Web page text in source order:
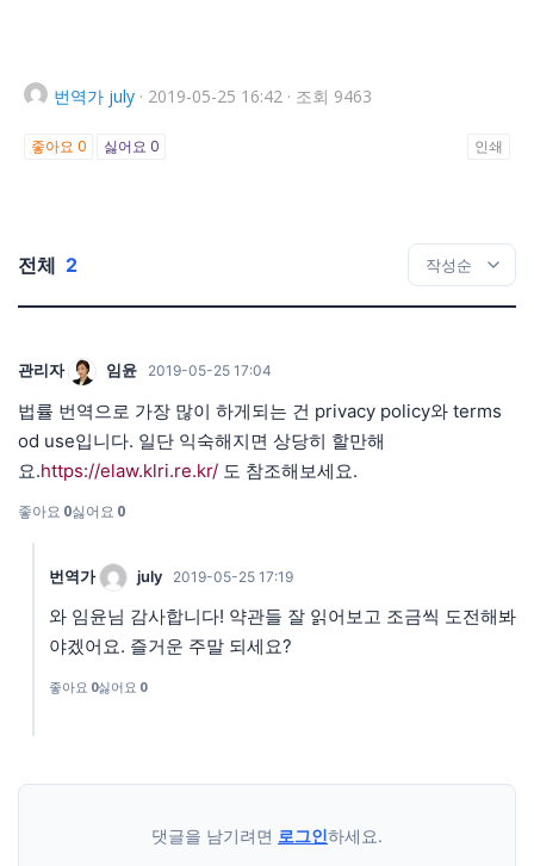
번역가 july · 2019-05-25 16:42 · 조회 9463
좋아요 0 싫어요 0 인쇄
전체 2
관리자 임윤 2019-05-25 17:04
법률 번역으로 가장 많이 하게되는 건 privacy policy와 terms
od use입니다. 일단 익숙해지면 상당히 할만해
요.https://elaw.klri.re.kr/ 도 참조해보세요.
좋아요 0싫어요 0
번역가 july 2019-05-25 17:19
와 임윤님 감사합니다! 약관들 잘 읽어보고 조금씩 도전해봐
야겠어요. 즐거운 주말 되세요?
좋아요 0싫어요 0
댓글을 남기려면 로그인하세요.